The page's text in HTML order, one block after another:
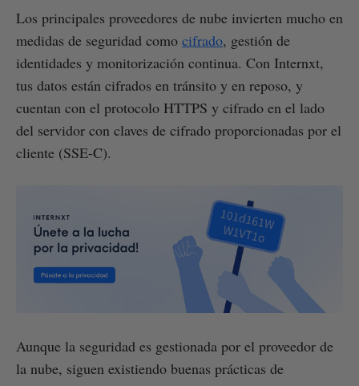
Los principales proveedores de nube invierten mucho en
medidas de seguridad como cifrado, gestión de
identidades y monitorización continua. Con Internxt,
tus datos están cifrados en tránsito y en reposo, y
cuentan con el protocolo HTTPS y cifrado en el lado
del servidor con claves de cifrado proporcionadas por el
cliente (SSE-C).
Aunque la seguridad es gestionada por el proveedor de
la nube, siguen existiendo buenas prácticas de